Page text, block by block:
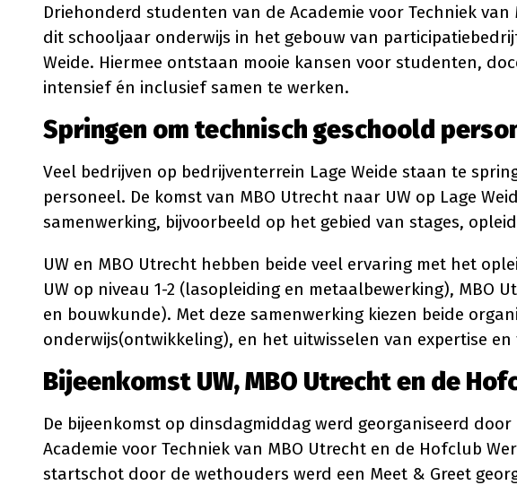
Driehonderd studenten van de Academie voor Techniek
dit schooljaar onderwijs in het gebouw van
Weide. Hiermee ontstaan mooie kansen voor studenten,
intensief én inclusief samen te werken.
Springen om technisch geschoold
Veel bedrijven op bedrijventerrein Lage Weide staan te
personeel. De komst van MBO Utrecht naar UW op Lage
samenwerking, bijvoorbeeld op het gebied van stages,
UW en MBO Utrecht hebben beide veel ervaring met het
UW op niveau 1-2 (lasopleiding en metaalbewerking), MBO
en bouwkunde). Met deze samenwerking kiezen beide
onderwijs(ontwikkeling), en het uitwisselen van expertise
Bijeenkomst UW, MBO Utrecht en de
De bijeenkomst op dinsdagmiddag werd georganiseerd
Academie voor Techniek van MBO Utrecht en de Hofclub
startschot door de wethouders werd een Meet & Greet